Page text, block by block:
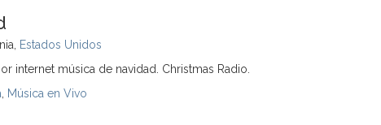
Estados Unidos
internet música de navidad. Christmas Radio.
Música en Vivo